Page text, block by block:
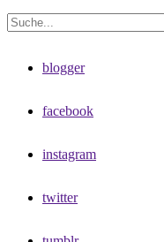
blogger
facebook
instagram
twitter